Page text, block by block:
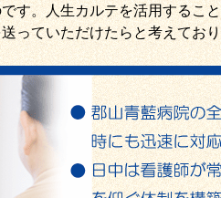
す。人生カルテを活用すること
っていただけたらと考えており